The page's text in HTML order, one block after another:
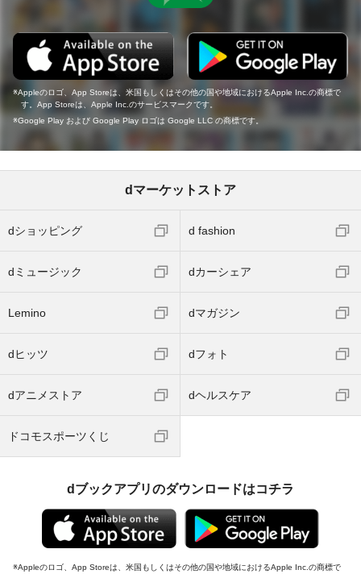
Appleのロゴ、App Storeは、米国もしくはその他の国や地域におけるApple Inc.の商標で
す。App Storeは、Apple Inc.のサービスマークです。
Google Play および Google Play ロゴは Google LLC の商標です。
dマーケットストア
dショッピング d fashion
dミュージック dカーシェア
Lemino dマガジン
dヒッツ dフォト
dアニメストア dヘルスケア
ドコモスポーツくじ
dブックアプリのダウンロードはコチラ
Appleのロゴ、App Storeは、米国もしくはその他の国や地域におけるApple Inc.の商標で